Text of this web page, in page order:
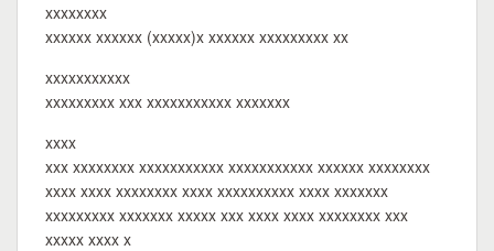
xxxxxxxx
xxxxxx xxxxxx (xxxxx)x xxxxxx xxxxxxxxx xx
xxxxxxxxxxx
xxxxxxxxx xxx xxxxxxxxxxx xxxxxxx
xxxx
xxx xxxxxxxx xxxxxxxxxxx xxxxxxxxxxx xxxxxx xxxxxxxx
xxxx xxxx xxxxxxxx xxxx xxxxxxxxxx xxxx xxxxxxx
xxxxxxxxx xxxxxxx xxxxx xxx xxxx xxxx xxxxxxxx xxx
xxxxx xxxx x